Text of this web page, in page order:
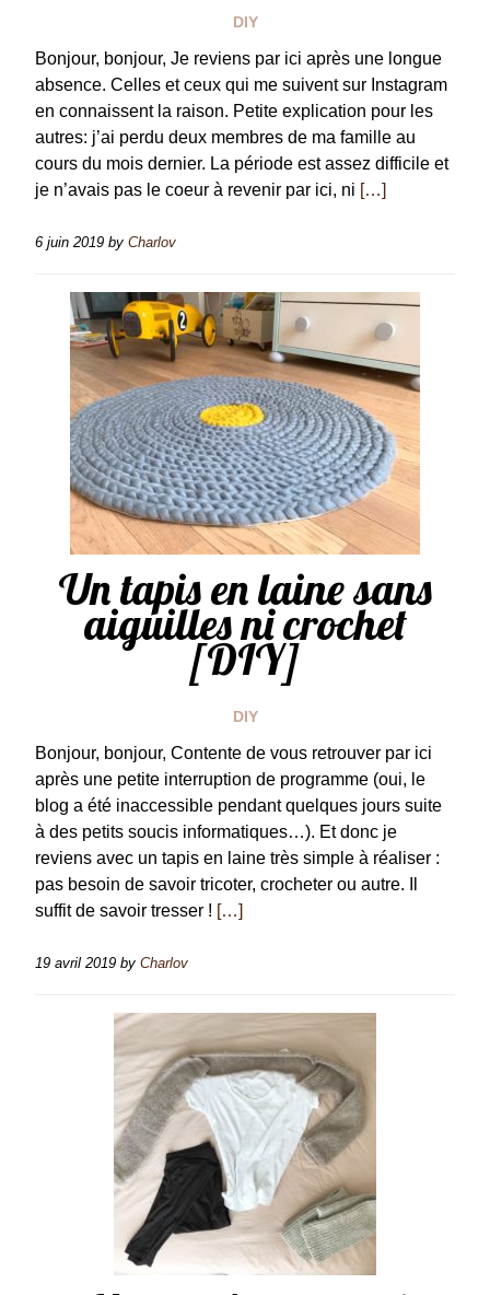
DIY
Bonjour, bonjour, Je reviens par ici après une longue
absence. Celles et ceux qui me suivent sur Instagram
en connaissent la raison. Petite explication pour les
autres: j’ai perdu deux membres de ma famille au
cours du mois dernier. La période est assez difficile et
je n’avais pas le coeur à revenir par ici, ni […]
6 juin 2019 by Charlov
Un tapis en laine sans
aiguilles ni crochet
[DIY]
DIY
Bonjour, bonjour, Contente de vous retrouver par ici
après une petite interruption de programme (oui, le
blog a été inaccessible pendant quelques jours suite
à des petits soucis informatiques…). Et donc je
reviens avec un tapis en laine très simple à réaliser :
pas besoin de savoir tricoter, crocheter ou autre. Il
suffit de savoir tresser ! […]
19 avril 2019 by Charlov